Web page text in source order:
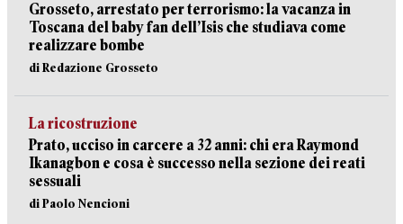
Grosseto, arrestato per terrorismo: la vacanza in
Toscana del baby fan dell’Isis che studiava come
realizzare bombe
di Redazione Grosseto
La ricostruzione
Prato, ucciso in carcere a 32 anni: chi era Raymond
Ikanagbon e cosa è successo nella sezione dei reati
sessuali
di Paolo Nencioni